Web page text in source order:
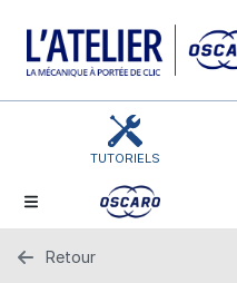
TUTORIELS
Retour